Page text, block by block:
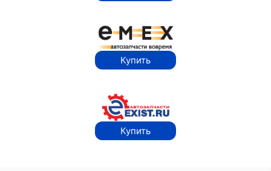
Купить
Купить